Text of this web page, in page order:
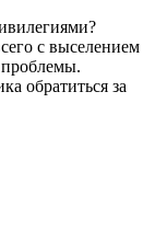
с выселением
обратиться за